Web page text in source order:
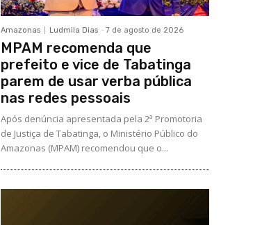
Amazonas Ludmila Dias - 7 de agosto de 2026
MPAM recomenda que
prefeito e vice de Tabatinga
parem de usar verba pública
nas redes pessoais
Após denúncia apresentada pela 2ª Promotoria
de Justiça de Tabatinga, o Ministério Público do
Amazonas (MPAM) recomendou que o...